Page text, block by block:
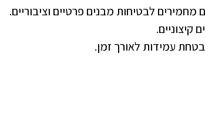
מחמירים לבטיחות מבנים פרטיים וציבוריים.
קיצוניים.
עמידות לאורך זמן.